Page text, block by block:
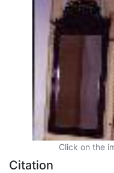
Click on the
Citation